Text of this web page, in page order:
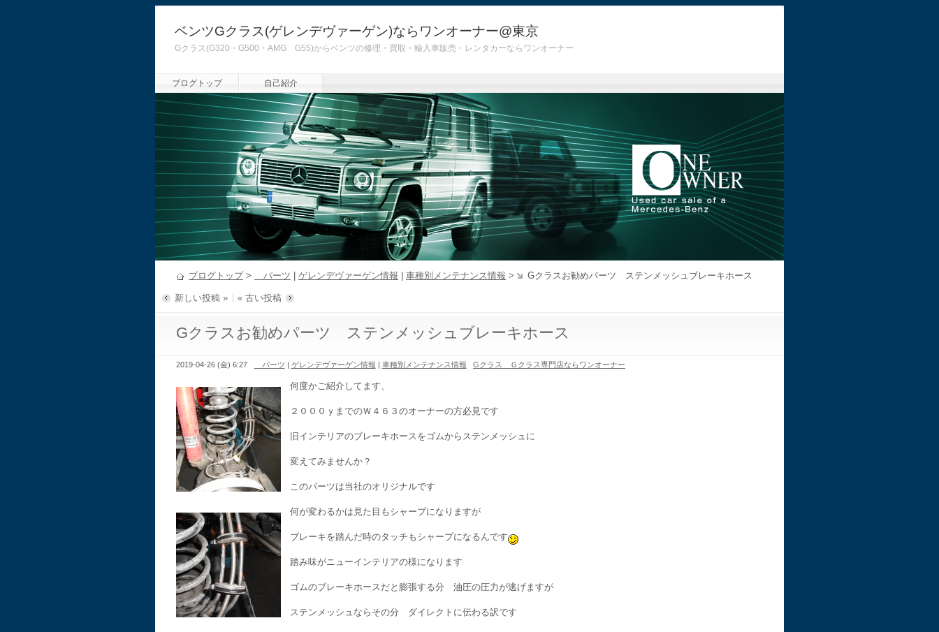
ベンツGクラス(ゲレンデヴァーゲン)ならワンオーナー@東京
Gクラス(G320・G500・AMG G55)からベンツの修理・買取・輸入車販売・レンタカーならワンオーナー
ブログトップ 自己紹介
ブログトップ> パーツ ゲレンデヴァーゲン情報 車種別メンテナンス情報 > Gクラスお勧めパーツ ステンメッシュブレーキホース
新しい投稿 » « 古い投稿
Gクラスお勧めパーツ ステンメッシュブレーキホース
2019-04-26 (金) 6:27 パーツ | ゲレンデヴァーゲン情報 | 車種別メンテナンス情報 Gクラス Ｇクラス専門店ならワンオーナー
何度かご紹介してます、
２０００ｙまでのＷ４６３のオーナーの方必見です
旧インテリアのブレーキホースをゴムからステンメッシュに
変えてみませんか？
このパーツは当社のオリジナルです
何が変わるかは見た目もシャープになりますが
ブレーキを踏んだ時のタッチもシャープになるんです
踏み味がニューインテリアの様になります
ゴムのブレーキホースだと膨張する分 油圧の圧力が逃げますが
ステンメッシュならその分 ダイレクトに伝わる訳です